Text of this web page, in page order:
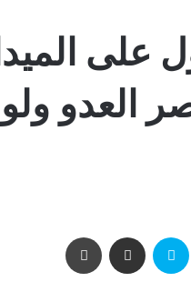
على
العدو